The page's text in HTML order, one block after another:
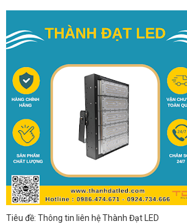
Tiêu đề: Thông tin liên hệ Thành Đạt LED